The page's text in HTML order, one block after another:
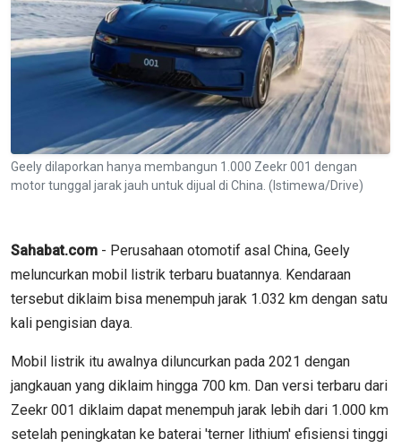
Geely dilaporkan hanya membangun 1.000 Zeekr 001 dengan
motor tunggal jarak jauh untuk dijual di China. (Istimewa/Drive)
Sahabat.com - Perusahaan otomotif asal China, Geely
meluncurkan mobil listrik terbaru buatannya. Kendaraan
tersebut diklaim bisa menempuh jarak 1.032 km dengan satu
kali pengisian daya.
Mobil listrik itu awalnya diluncurkan pada 2021 dengan
jangkauan yang diklaim hingga 700 km. Dan versi terbaru dari
Zeekr 001 diklaim dapat menempuh jarak lebih dari 1.000 km
setelah peningkatan ke baterai 'terner lithium' efisiensi tinggi